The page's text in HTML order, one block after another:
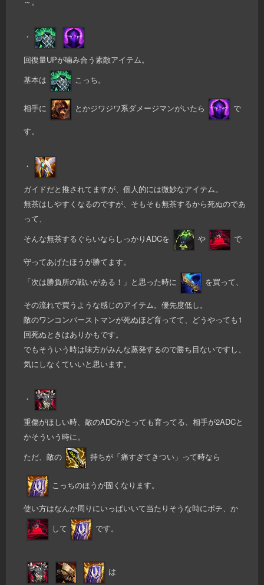
・
回復量UPが噛み合う素敵アイテム。
基本は
こっち。
相手に とかジワジワ系ダメージマンがいたら で
す。
・
ガイドだと推されてますが、個人的には微妙なアイテム。
無茶はしやすくなるのですが、そもそも無茶するから死ぬのであ
って、
そんな無茶するぐらいならしっかりADCを
や で
守ってあげたほうが勝てます。
「次は勝負所の戦いがある！」と思った時に
を買って、
その流れで買うような感じのアイテム。優先度低し。
敵のワンコンバーストマンが死ぬほど育ってて、どうやっても1
回死ぬときはありかもです。
でもそういう時は味方がみんな蒸発するので勝ち目ないですし、
気にしなくていいと思います。
・
重傷がほしい時、敵のADCがとっても育ってる、相手が2ADCと
かそういう時に。
ただ、敵の
持ちが「痛すぎてきつい」って時なら
こっちのほうが固くなります。
使い方はなんか周りにいっぱいいて当たりそうな時にポチ、か
して
です。
は